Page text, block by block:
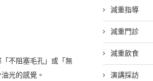
不阻塞毛孔」或「無
光的感覺。
減重指導
減重門診
減重飲食
演講採訪